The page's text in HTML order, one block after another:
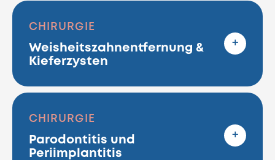
CHIRURGIE
Weisheitszahnentfernung &
Kieferzysten
CHIRURGIE
Parodontitis und
Periimplantitis